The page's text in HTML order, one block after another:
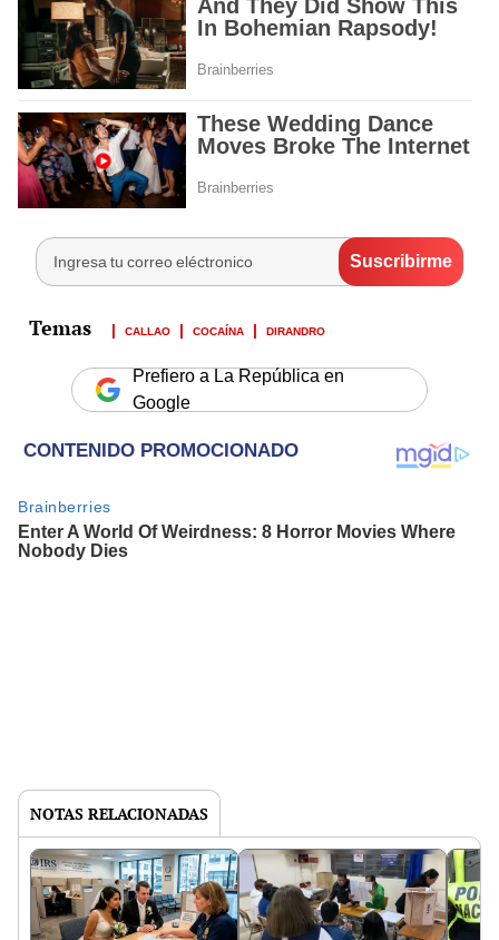
CALLAO COCAÍNA DIRANDRO
Prefiero a La República en
Google
NOTAS RELACIONADAS